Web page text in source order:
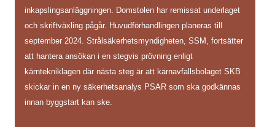
inkapslingsanläggningen. Domstolen har remissat underlaget
och skriftväxling pågår. Huvudförhandlingen planeras till
september 2024. Strålsäkerhetsmyndigheten, SSM, fortsätter
att hantera ansökan i en stegvis prövning enligt
kärntekniklagen där nästa steg är att kärnavfallsbolaget SKB
skickar in en ny säkerhetsanalys PSAR som ska godkännas
innan byggstart kan ske.